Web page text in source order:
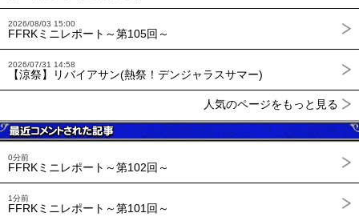
2026/08/03 15:00
FFRKミニレポート～第105回～
2026/07/31 14:58
【涼祭】リバイアサン(熱祭！デンジャラスサマー)
人気のページをもっと見る
0分前
FFRKミニレポート～第102回～
1分前
FFRKミニレポート～第101回～